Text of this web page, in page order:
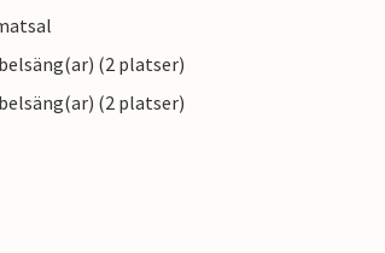
(2 platser)
(2 platser)